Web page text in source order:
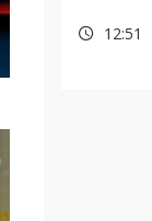
12:51